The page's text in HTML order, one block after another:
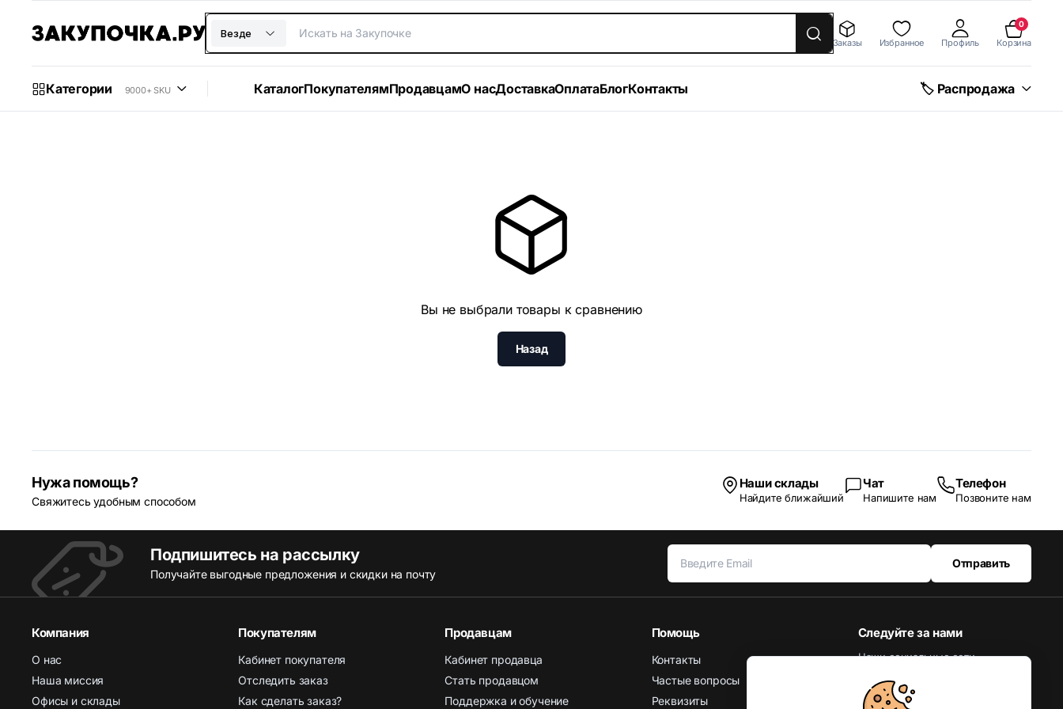
Везде
Заказы Избранное Профиль
0
Корзина
Категории 9000+ SKU КаталогПокупателямПродавцамО насДоставкаОплатаБлогКонтакты 🏷 Распродажа
Вы не выбрали товары к сравнению
Назад
Нужа помощь?
Свяжитесь удобным способом
Наши склады
Найдите ближайший
Чат
Напишите нам
Телефон
Позвоните нам
Подпишитесь на рассылку
Получайте выгодные предложения и скидки на почту
Отправить
Компания
О нас
Наша миссия
Офисы и склады
Покупателям
Кабинет покупателя
Отследить заказ
Как сделать заказ?
Продавцам
Кабинет продавца
Стать продавцом
Поддержка и обучение
Помощь
Контакты
Частые вопросы
Реквизиты
Следуйте за нами
Наши социальные сети